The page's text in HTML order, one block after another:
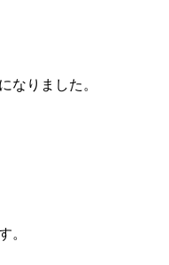
なりました。
。